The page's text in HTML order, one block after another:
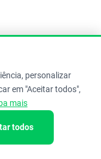
personalizar
em "Aceitar todos",
mais
todos